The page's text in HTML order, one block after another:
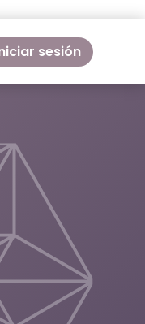
sesión